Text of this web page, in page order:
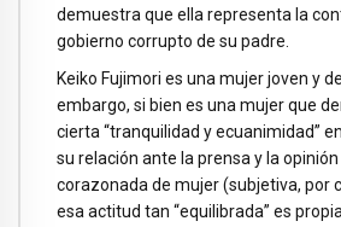
demuestra que ella representa la
gobierno corrupto de su padre.
Keiko Fujimori es una mujer joven y
embargo, si bien es una mujer que
cierta “tranquilidad y ecuanimidad”
su relación ante la prensa y la
corazonada de mujer (subjetiva, por
esa actitud tan “equilibrada” es